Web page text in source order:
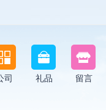
司 礼品 留言